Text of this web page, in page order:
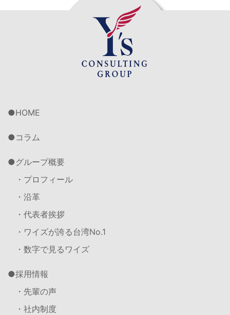
HOME
コラム
グループ概要
・プロフィール
・沿革
・代表者挨拶
・ワイズが誇る台湾No.1
・数字で見るワイズ
採用情報
・先輩の声
・社内制度